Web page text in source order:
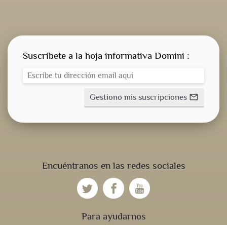
Encuéntranos en las redes sociales
Para ayudarnos
Suscribete a la hoja informativa Domini :
Gestiono mis suscripciones mail_outline